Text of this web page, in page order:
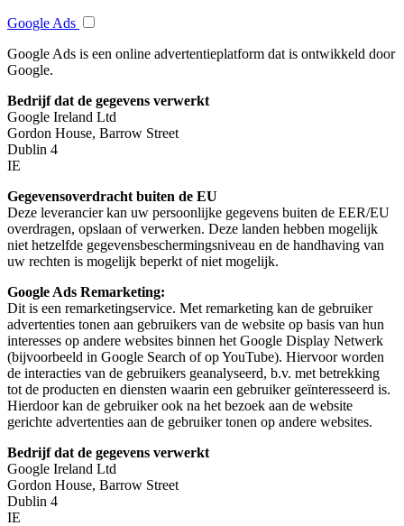
Google Ads
Google Ads is een online advertentieplatform dat is ontwikkeld door
Google.
Bedrijf dat de gegevens verwerkt
Google Ireland Ltd
Gordon House, Barrow Street
Dublin 4
IE
Gegevensoverdracht buiten de EU
Deze leverancier kan uw persoonlijke gegevens buiten de EER/EU
overdragen, opslaan of verwerken. Deze landen hebben mogelijk
niet hetzelfde gegevensbeschermingsniveau en de handhaving van
uw rechten is mogelijk beperkt of niet mogelijk.
Google Ads Remarketing:
Dit is een remarketingservice. Met remarketing kan de gebruiker
advertenties tonen aan gebruikers van de website op basis van hun
interesses op andere websites binnen het Google Display Netwerk
(bijvoorbeeld in Google Search of op YouTube). Hiervoor worden
de interacties van de gebruikers geanalyseerd, b.v. met betrekking
tot de producten en diensten waarin een gebruiker geïnteresseerd is.
Hierdoor kan de gebruiker ook na het bezoek aan de website
gerichte advertenties aan de gebruiker tonen op andere websites.
Bedrijf dat de gegevens verwerkt
Google Ireland Ltd
Gordon House, Barrow Street
Dublin 4
IE